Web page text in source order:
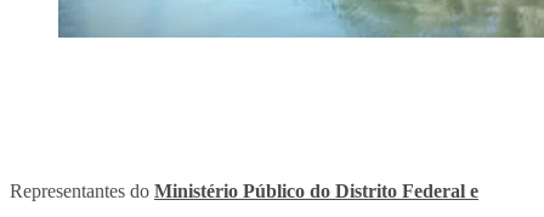
Representantes do Ministério Público do Distrito Federal e